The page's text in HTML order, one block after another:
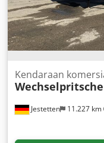
Jestetten 11.227 km
Kendaraan